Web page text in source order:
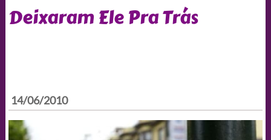
Deixaram Ele Pra Trás
14/06/2010